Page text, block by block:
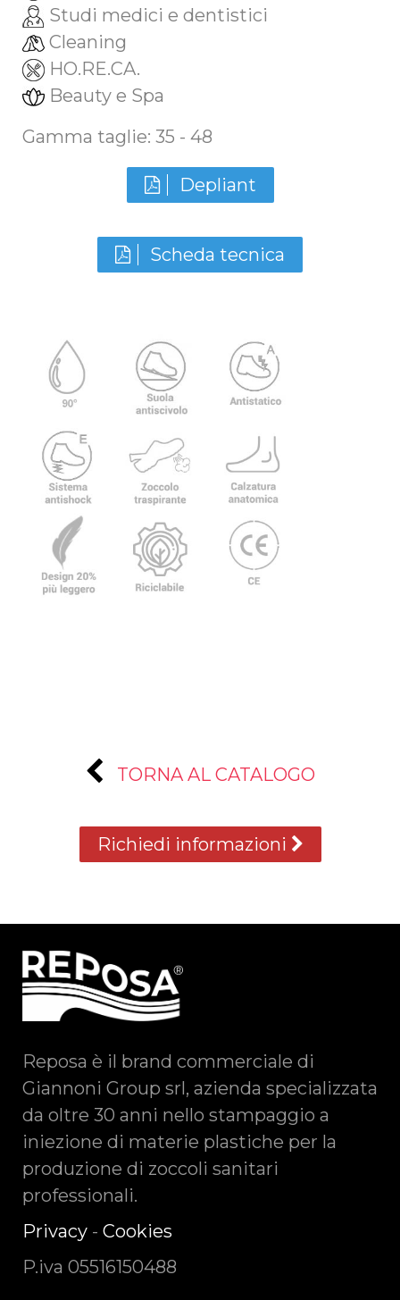
Studi medici e dentistici
Cleaning
HO.RE.CA.
Beauty e Spa
Gamma taglie: 35 - 48
Depliant
Scheda tecnica
TORNA AL CATALOGO
Richiedi informazioni
Reposa è il brand commerciale di
Giannoni Group srl, azienda specializzata
da oltre 30 anni nello stampaggio a
iniezione di materie plastiche per la
produzione di zoccoli sanitari
professionali.
Privacy - Cookies
P.iva 05516150488